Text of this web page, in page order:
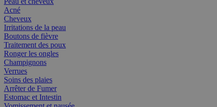
Acné
Cheveux
Irritations de la peau
Boutons de fièvre
Traitement des poux
Ronger les ongles
Champignons
Verrues
Soins des plaies
Arrêter de Fumer
Estomac et Intestin